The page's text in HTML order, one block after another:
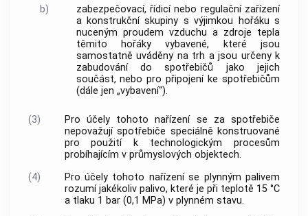
b)
zabezpečovací, řídicí nebo regulační zařízení
a konstrukční skupiny s výjimkou hořáku s
nuceným proudem vzduchu a zdroje tepla
těmito hořáky vybavené, které jsou
samostatně uváděny na trh a jsou určeny k
zabudování do spotřebičů jako jejich
součást, nebo pro připojení ke spotřebičům
(dále jen „vybavení“).
(3)
Pro účely tohoto nařízení se za spotřebiče
nepovažují spotřebiče speciálně konstruované
pro použití k technologickým procesům
probíhajícím v průmyslových objektech.
(4)
Pro účely tohoto nařízení se plynným palivem
rozumí jakékoliv palivo, které je při teplotě 15 °C
a tlaku 1 bar (0,1 MPa) v plynném stavu.